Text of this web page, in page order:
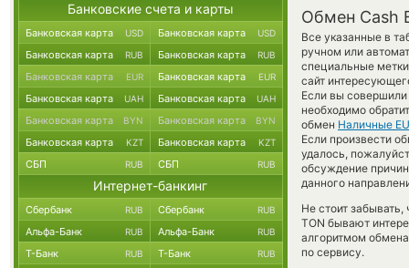
Обмен Cash
Все указанные в
ручном или
специальные
сайт
Если вы совершили
необходимо
обмен Наличные
Если произвести
удалось,
обсуждение
данного
Не стоит
TON бывают
алгоритмом
по сервису.
Банковские счета и карты
Банковская карта USD Банковская карта USD
Банковская карта RUB Банковская карта RUB
Банковская карта EUR Банковская карта EUR
Банковская карта UAH Банковская карта UAH
Банковская карта BYN Банковская карта BYN
Банковская карта KZT Банковская карта KZT
СБП RUB СБП RUB
Интернет-банкинг
Сбербанк RUB Сбербанк RUB
Альфа-Банк RUB Альфа-Банк RUB
Т-Банк RUB Т-Банк RUB